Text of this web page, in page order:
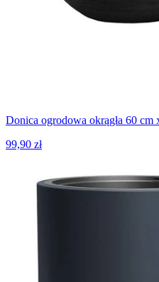
Donica ogrodowa okrągła 60 cm
99,90 zł